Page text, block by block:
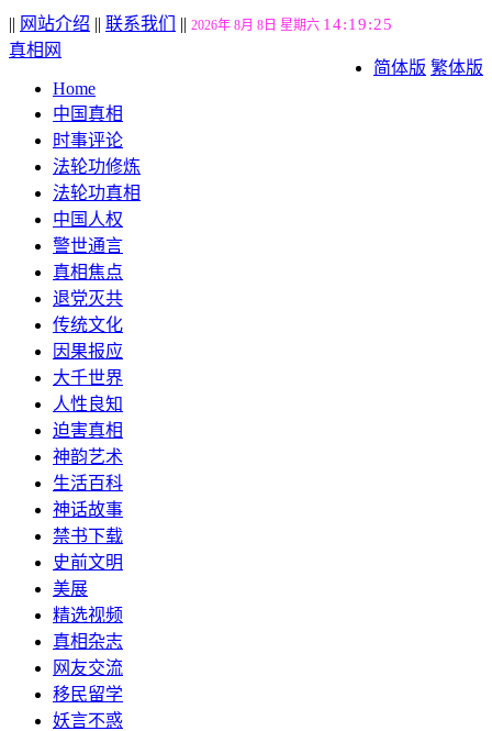
|| 网站介绍 || 联系我们 || 2026年 8月 8日 星期六 14:19:25
简体版 繁体版
真相网
Home
中国真相
时事评论
法轮功修炼
法轮功真相
中国人权
警世通言
真相焦点
退党灭共
传统文化
因果报应
大千世界
人性良知
迫害真相
神韵艺术
生活百科
神话故事
禁书下载
史前文明
美展
精选视频
真相杂志
网友交流
移民留学
妖言不惑